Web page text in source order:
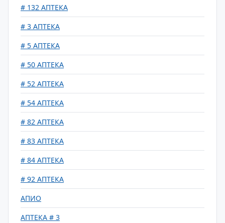
# 132 АПТЕКА
# 3 АПТЕКА
# 5 АПТЕКА
# 50 АПТЕКА
# 52 АПТЕКА
# 54 АПТЕКА
# 82 АПТЕКА
# 83 АПТЕКА
# 84 АПТЕКА
# 92 АПТЕКА
АПИО
АПТЕКА # 3